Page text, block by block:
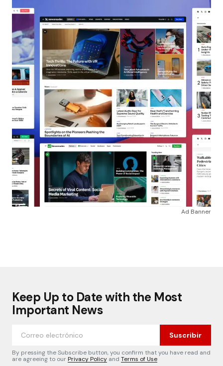
Ad Banner
Keep Up to Date with the Most
Important News
Suscribir
By pressing the Subscribe button, you confirm that you have read and
are agreeing to ourPrivacy Policy and Terms of Use